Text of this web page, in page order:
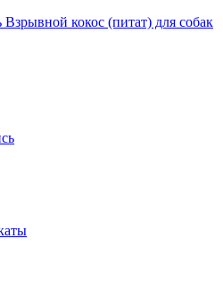
кокос (питат) для собак